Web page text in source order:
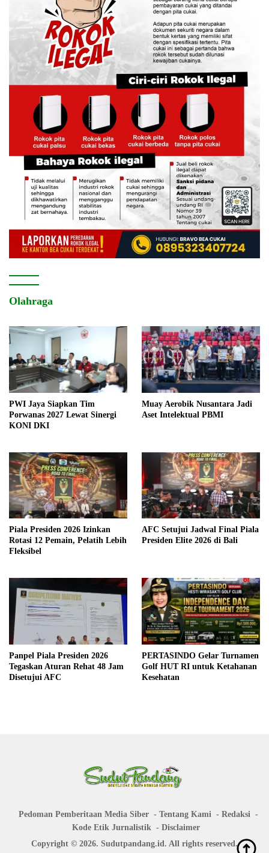
Olahraga
PWI Jaya Siapkan Tim
Porwanas 2027 Lewat Sinergi
KONI DKI
Muay Aerobik Nusantara Jadi
Aset Intelektual PBMI
Piala Presiden 2026 Izinkan
Rotasi 12 Pemain, Pelatih Lebih
Fleksibel
AFC Setujui Jadwal Final Piala
Presiden Elite 2026 di Bali
Panpel Piala Presiden 2026
Tegaskan Aturan Rehat 48 Jam
Disetujui AFC
PERTASINDO Gelar Turnamen
Golf HUT RI untuk Ketahanan
Kesehatan
Pedoman Pemberitaan Media Siber Tentang Kami
Redaksi
Kode Etik Jurnalistik
Disclaimer
Copyright © 2026. Sudutpandang.id. All rights reserved.